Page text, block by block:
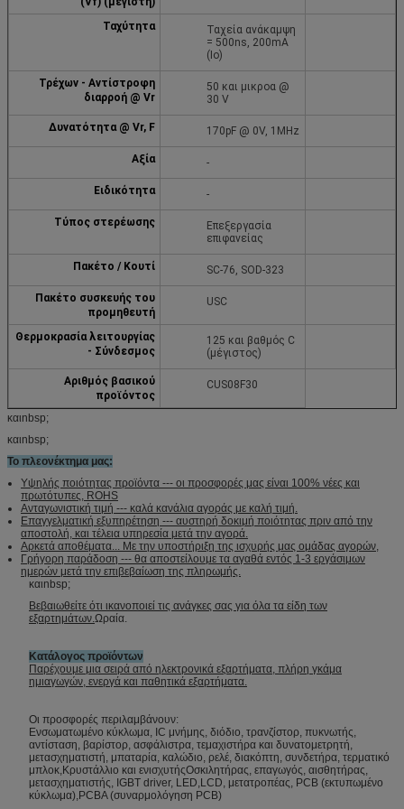
Ταχύτητα
Ταχεία ανάκαμψη
= 500ns, 200mA
(Io)
Τρέχων - Αντίστροφη
διαρροή @ Vr
50 και μικροα @
30 V
Δυνατότητα @ Vr, F 170pF @ 0V, 1MHz
Αξία -
Ειδικότητα -
Τύπος στερέωσης
Επεξεργασία
επιφανείας
Πακέτο / Κουτί SC-76, SOD-323
Πακέτο συσκευής του
προμηθευτή
USC
Θερμοκρασία λειτουργίας
- Σύνδεσμος
125 και βαθμός C
(μέγιστος)
Αριθμός βασικού
προϊόντος
CUS08F30
καιnbsp;
καιnbsp;
Το πλεονέκτημα μας:
Υψηλής ποιότητας προϊόντα --- οι προσφορές μας είναι 100% νέες και
πρωτότυπες, ROHS
Ανταγωνιστική τιμή --- καλά κανάλια αγοράς με καλή τιμή.
Επαγγελματική εξυπηρέτηση --- αυστηρή δοκιμή ποιότητας πριν από την
αποστολή, και τέλεια υπηρεσία μετά την αγορά.
Αρκετά αποθέματα... Με την υποστήριξη της ισχυρής μας ομάδας αγορών,
Γρήγορη παράδοση --- θα αποστείλουμε τα αγαθά εντός 1-3 εργάσιμων
ημερών μετά την επιβεβαίωση της πληρωμής.
καιnbsp;
Βεβαιωθείτε ότι ικανοποιεί τις ανάγκες σας για όλα τα είδη των
εξαρτημάτων.Ωραία.
Κατάλογος προϊόντων
Παρέχουμε μια σειρά από ηλεκτρονικά εξαρτήματα, πλήρη γκάμα
ημιαγωγών, ενεργά και παθητικά εξαρτήματα.
Οι προσφορές περιλαμβάνουν:
Ενσωματωμένο κύκλωμα, IC μνήμης, διόδιο, τρανζίστορ, πυκνωτής,
αντίσταση, βαρίστορ, ασφάλιστρα, τεμαχιστήρα και δυνατομετρητή,
μετασχηματιστή, μπαταρία, καλώδιο, ρελέ, διακόπτη, συνδετήρα, τερματικό
μπλοκ,Κρυστάλλιο και ενισχυτήςΟσκιλητήρας, επαγωγός, αισθητήρας,
μετασχηματιστής, IGBT driver, LED,LCD, μετατροπέας, PCB (εκτυπωμένο
κύκλωμα),PCBA (συναρμολόγηση PCB)